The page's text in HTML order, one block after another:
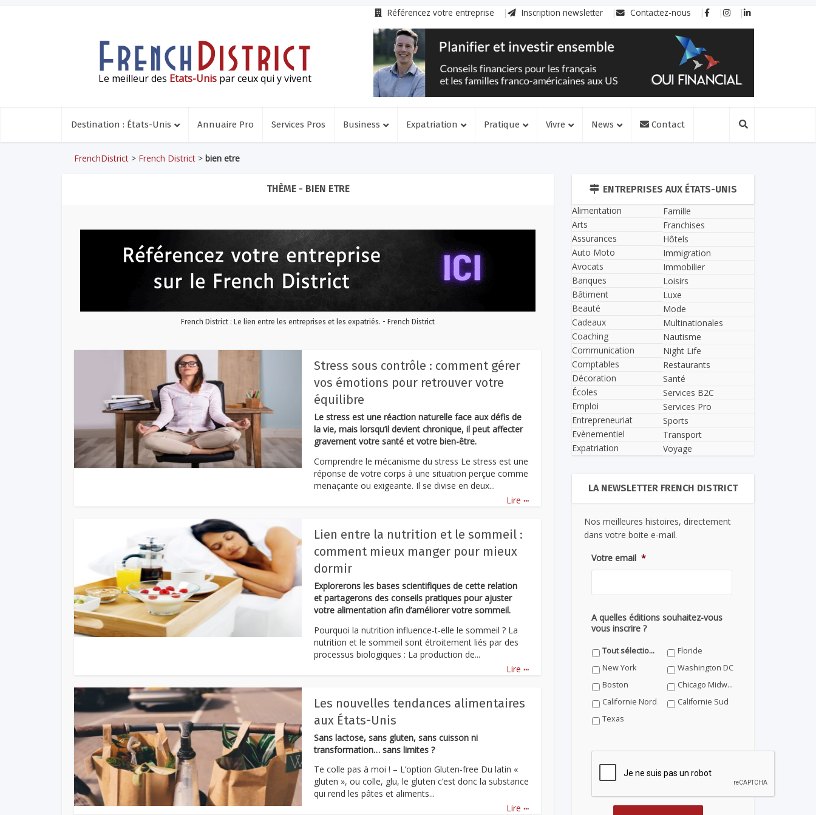
Référencez votre entreprise Inscription newsletter Contactez-nous
Le meilleur des Etats-Unis par ceux qui y vivent
Destination : États-Unis Annuaire Pro Services Pros Business Expatriation Pratique Vivre News Contact
FrenchDistrict > French District > bien etre
THÈME - BIEN ETRE
French District : Le lien entre les entreprises et les expatriés. - French District
Stress sous contrôle : comment gérer
vos émotions pour retrouver votre
équilibre
Le stress est une réaction naturelle face aux défis de
la vie, mais lorsqu’il devient chronique, il peut affecter
gravement votre santé et votre bien-être.
Comprendre le mécanisme du stress Le stress est une
réponse de votre corps à une situation perçue comme
menaçante ou exigeante. Il se divise en deux...
Lire ...
Lien entre la nutrition et le sommeil :
comment mieux manger pour mieux
dormir
Explorerons les bases scientifiques de cette relation
et partagerons des conseils pratiques pour ajuster
votre alimentation afin d’améliorer votre sommeil.
Pourquoi la nutrition influence-t-elle le sommeil ? La
nutrition et le sommeil sont étroitement liés par des
processus biologiques : La production de...
Lire ...
Les nouvelles tendances alimentaires
aux États-Unis
Sans lactose, sans gluten, sans cuisson ni
transformation… sans limites ?
Te colle pas à moi ! – L’option Gluten-free Du latin «
gluten », ou colle, glu, le gluten c’est donc la substance
qui rend les pâtes et aliments...
Lire ...
ENTREPRISES AUX ÉTATS-UNIS
Alimentation
Arts
Assurances
Auto Moto
Avocats
Banques
Bâtiment
Beauté
Cadeaux
Coaching
Communication
Comptables
Décoration
Écoles
Emploi
Entrepreneuriat
Evènementiel
Expatriation
Famille
Franchises
Hôtels
Immigration
Immobilier
Loisirs
Luxe
Mode
Multinationales
Nautisme
Night Life
Restaurants
Santé
Services B2C
Services Pro
Sports
Transport
Voyage
LA NEWSLETTER FRENCH DISTRICT
Nos meilleures histoires, directement
dans votre boite e-mail.
Votre email *
A quelles éditions souhaitez-vous
vous inscrire ?
Tout sélectionner
Floride
New York
Washington DC
Boston
Chicago Midwest
Californie Nord
Californie Sud
Texas